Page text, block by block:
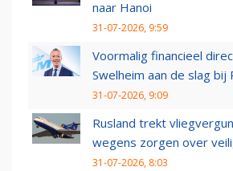
naar Hanoi
31-07-2026, 9:59
Voormalig financieel
Swelheim aan de slag bij
31-07-2026, 9:09
Rusland trekt
wegens zorgen over
31-07-2026, 8:03